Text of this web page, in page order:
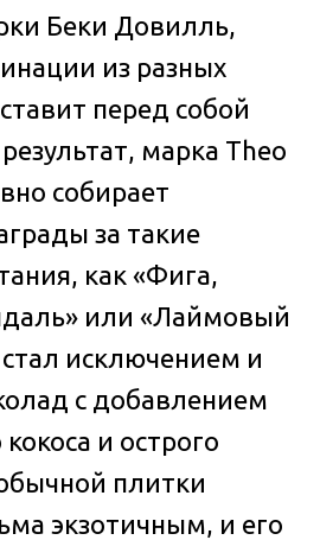
Беки Довилль,
из разных
перед собой
марка Theo
собирает
за такие
как «Фига,
или «Лаймовый
исключением и
с добавлением
и острого
плитки
экзотичным, и его